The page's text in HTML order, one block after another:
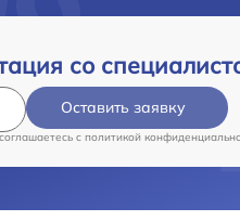
со
Оставить заявку
c политикой